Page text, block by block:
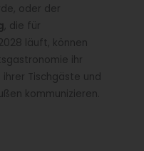
oder der
, die für
läuft, können
ihr
Tischgäste und
kommunizieren.